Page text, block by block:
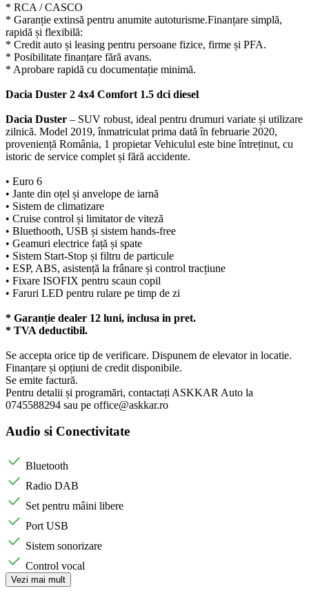
* RCA / CASCO
* Garanție extinsă pentru anumite autoturisme.Finanțare simplă,
rapidă și flexibilă:
* Credit auto și leasing pentru persoane fizice, firme și PFA.
* Posibilitate finanțare fără avans.
* Aprobare rapidă cu documentație minimă.
Dacia Duster 2 4x4 Comfort 1.5 dci diesel
Dacia Duster – SUV robust, ideal pentru drumuri variate și utilizare
zilnică. Model 2019, înmatriculat prima dată în februarie 2020,
proveniență România, 1 propietar Vehiculul este bine întreținut, cu
istoric de service complet și fără accidente.
• Euro 6
• Jante din oțel și anvelope de iarnă
• Sistem de climatizare
• Cruise control și limitator de viteză
• Bluethooth, USB și sistem hands-free
• Geamuri electrice față și spate
• Sistem Start-Stop și filtru de particule
• ESP, ABS, asistență la frânare și control tracțiune
• Fixare ISOFIX pentru scaun copil
• Faruri LED pentru rulare pe timp de zi
* Garanție dealer 12 luni, inclusa in pret.
* TVA deductibil.
Se accepta orice tip de verificare. Dispunem de elevator in locatie.
Finanțare și opțiuni de credit disponibile.
Se emite factură.
Pentru detalii și programări, contactați ASKKAR Auto la
0745588294 sau pe office@askkar.ro
Audio si Conectivitate
Bluetooth
Radio DAB
Set pentru mâini libere
Port USB
Sistem sonorizare
Control vocal
Vezi mai mult